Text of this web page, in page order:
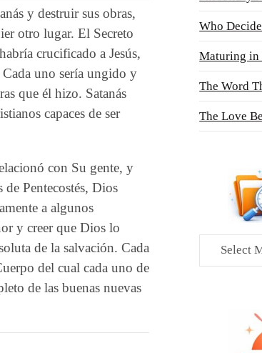
y destruir sus obras,
otro lugar. El Secreto
crucificado a Jesús,
uno sería ungido y
que él hizo. Satanás
capaces de ser
con Su gente, y
Pentecostés, Dios
a algunos
y creer que Dios lo
de la salvación. Cada
del cual cada uno de
de las buenas nuevas
Who
Maturing in
The Word
The Love
Archives